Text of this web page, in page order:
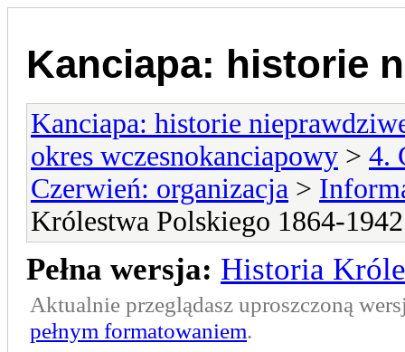
Kanciapa: historie
Kanciapa: historie
okres wczesnokanciapowy > 4.
Czerwień: organizacja >
Królestwa Polskiego 1864-1942
Pełna wersja: Historia
Aktualnie przeglądasz uproszczoną
pełnym formatowaniem.